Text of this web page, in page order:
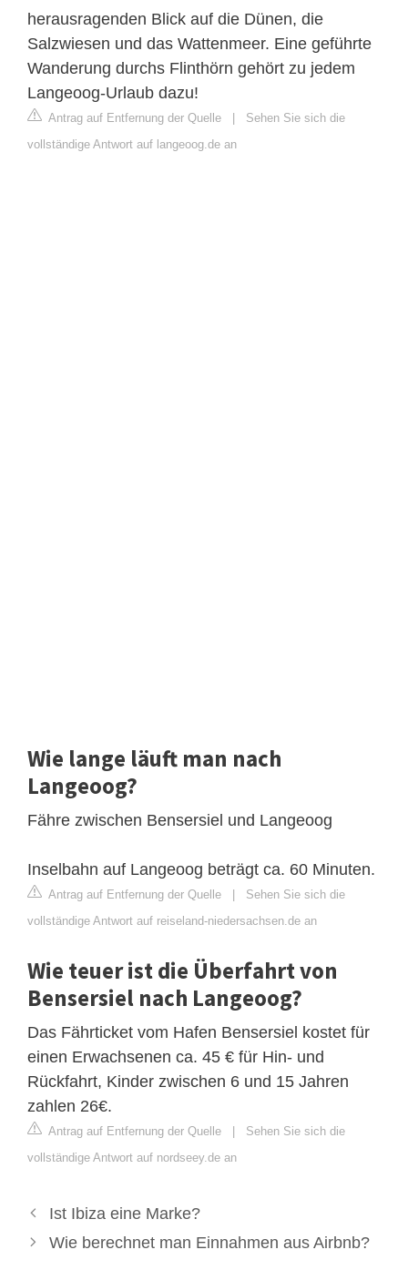
herausragenden Blick auf die Dünen, die
Salzwiesen und das Wattenmeer. Eine geführte
Wanderung durchs Flinthörn gehört zu jedem
Langeoog-Urlaub dazu!
Antrag auf Entfernung der Quelle | Sehen Sie sich die
vollständige Antwort auf langeoog.de an
Wie lange läuft man nach
Langeoog?
Fähre zwischen Bensersiel und Langeoog
Inselbahn auf Langeoog beträgt ca. 60 Minuten.
Antrag auf Entfernung der Quelle | Sehen Sie sich die
vollständige Antwort auf reiseland-niedersachsen.de an
Wie teuer ist die Überfahrt von
Bensersiel nach Langeoog?
Das Fährticket vom Hafen Bensersiel kostet für
einen Erwachsenen ca. 45 € für Hin- und
Rückfahrt, Kinder zwischen 6 und 15 Jahren
zahlen 26€.
Antrag auf Entfernung der Quelle | Sehen Sie sich die
vollständige Antwort auf nordseey.de an
Ist Ibiza eine Marke?
Wie berechnet man Einnahmen aus Airbnb?